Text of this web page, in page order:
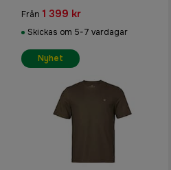
Från 1 399 kr
Skickas om 5-7 vardagar
Nyhet